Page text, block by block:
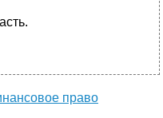
право